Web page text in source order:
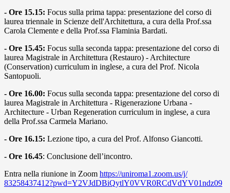
- Ore 15.15: Focus sulla prima tappa: presentazione del corso di
laurea triennale in Scienze dell'Architettura, a cura della Prof.ssa
Carola Clemente e della Prof.ssa Flaminia Bardati.
- Ore 15.45: Focus sulla seconda tappa: presentazione del corso di
laurea Magistrale in Architettura (Restauro) - Architecture
(Conservation) curriculum in inglese, a cura del Prof. Nicola
Santopuoli.
- Ore 16.00: Focus sulla seconda tappa: presentazione del corso di
laurea Magistrale in Architettura - Rigenerazione Urbana -
Architecture - Urban Regeneration curriculum in inglese, a cura
della Prof.ssa Carmela Mariano.
- Ore 16.15: Lezione tipo, a cura del Prof. Alfonso Giancotti.
- Ore 16.45: Conclusione dell’incontro.
Entra nella riunione in Zoom https://uniroma1.zoom.us/j/
83258437412?pwd=Y2VJdDBiQytlY0VVR0RCdVdYV01ndz09